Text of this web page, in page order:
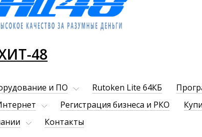
48
и ПО Rutoken Lite 64КБ
Регистрация бизнеса и РКО
Контакты